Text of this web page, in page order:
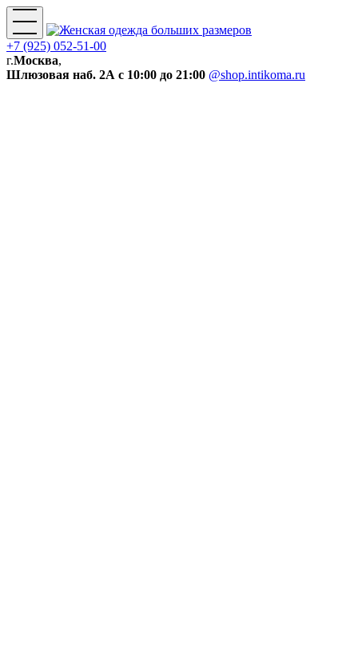
+7 (925) 052-51-00
г.Москва,
Шлюзовая наб. 2А с 10:00 до 21:00 @shop.intikoma.ru